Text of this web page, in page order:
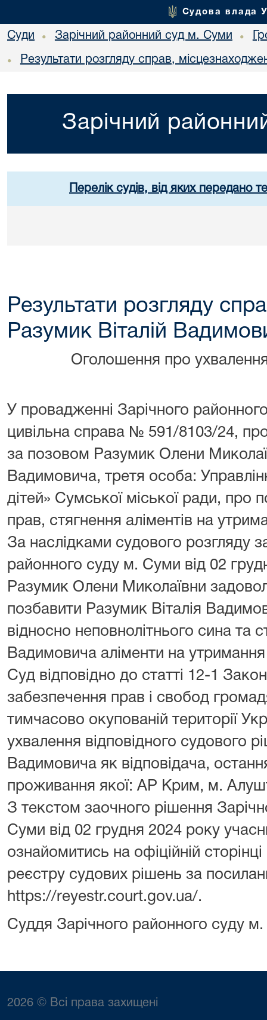
Судова влада
Суди • Зарічний районний суд м. Суми •
• Результати розгляду справ,
Зарічний
Перелік судів, від яких передано
Результати розгляду
Разумик Віталій
Оголошення про
У провадженні Зарічного
цивільна справа № 591/8103/24,
за позовом Разумик Олени
Вадимовича, третя особа:
дітей» Сумської міської ради, про
прав, стягнення аліментів на
За наслідками судового розгляду
районного суду м. Суми від 02
Разумик Олени Миколаївни
позбавити Разумик Віталія
відносно неповнолітнього сина та
Вадимовича аліменти на
Суд відповідно до статті 12-1
забезпечення прав і свобод
тимчасово окупованій території
ухвалення відповідного судового
Вадимовича як відповідача,
проживання якої: АР Крим, м.
З текстом заочного рішення
Суми від 02 грудня 2024 року
ознайомитись на офіційній
реєстру судових рішень за
https://reyestr.court.gov.ua/.
Суддя Зарічного районного
2026 © Всі права захищені